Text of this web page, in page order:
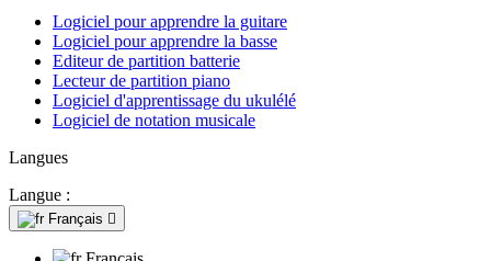
Logiciel pour apprendre la guitare
Logiciel pour apprendre la basse
Editeur de partition batterie
Lecteur de partition piano
Logiciel d'apprentissage du ukulélé
Logiciel de notation musicale
Langues
Langue :
Français 